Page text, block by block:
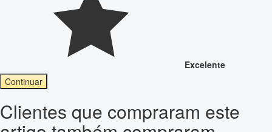
Excelente
Continuar
Clientes que compraram este